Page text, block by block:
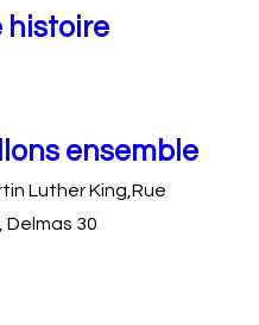
histoire
ensemble
Luther King,Rue
Delmas 30